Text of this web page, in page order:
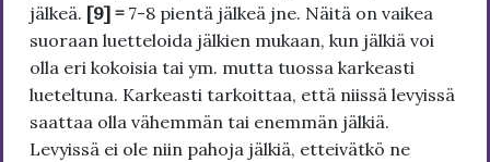
jälkeä. [9] = 7-8 pientä jälkeä jne. Näitä on vaikea
suoraan luetteloida jälkien mukaan, kun jälkiä voi
olla eri kokoisia tai ym. mutta tuossa karkeasti
lueteltuna. Karkeasti tarkoittaa, että niissä levyissä
saattaa olla vähemmän tai enemmän jälkiä.
Levyissä ei ole niin pahoja jälkiä, etteivätkö ne